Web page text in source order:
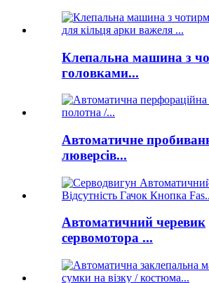
Клепальна машина з
головками...
Автоматичне
люверсів...
Автоматичний черевик
сервомотора ...